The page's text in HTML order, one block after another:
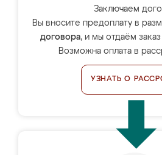
Заключаем
Вы вносите предоплату в
договора, и мы отдаём
Возможна оплата в
УЗНАТЬ О